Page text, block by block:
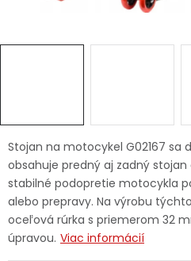
Servis náradia
Doprava a platba Váš
Kontakty
Stojan na motocykel G02167 sa
obsahuje predný aj zadný
stabilné podopretie motocykla
alebo prepravy. Na výrobu
oceľová rúrka s priemerom 32
úpravou. Viac informácií